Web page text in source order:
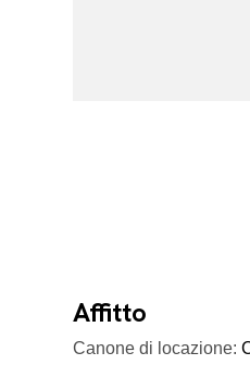
Affitto
Canone di locazione: